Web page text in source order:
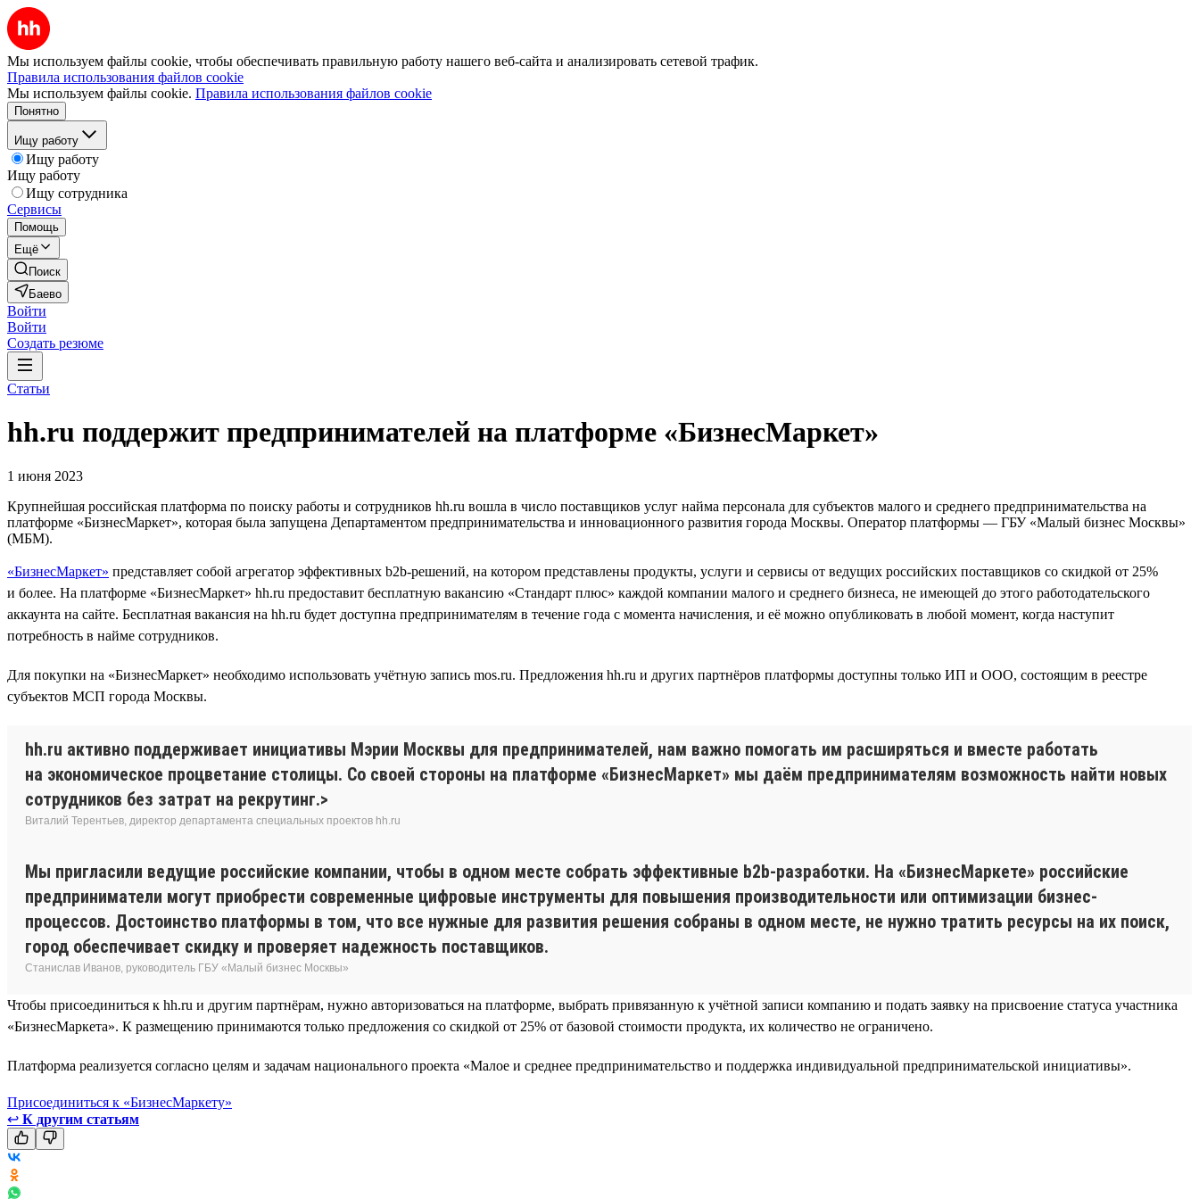
Мы используем файлы cookie, чтобы обеспечивать правильную работу нашего веб-сайта и анализировать сетевой трафик.
Правила использования файлов cookie
Мы используем файлы cookie. Правила использования файлов cookie
Понятно
Ищу работу
Ищу работу
Ищу работу
Ищу сотрудника
Сервисы
Помощь
Ещё
Поиск
Баево
Войти
Войти
Создать резюме
Статьи
hh.ru поддержит предпринимателей на платформе «БизнесМаркет»
1 июня 2023
Крупнейшая российская платформа по поиску работы и сотрудников hh.ru вошла в число поставщиков услуг найма персонала для субъектов малого и среднего предпринимательства на
платформе «БизнесМаркет», которая была запущена Департаментом предпринимательства и инновационного развития города Москвы. Оператор платформы — ГБУ «Малый бизнес Москвы»
(МБМ).
«БизнесМаркет» представляет собой агрегатор эффективных b2b-решений, на котором представлены продукты, услуги и сервисы от ведущих российских поставщиков со скидкой от 25%
и более. На платформе «БизнесМаркет» hh.ru предоставит бесплатную вакансию «Стандарт плюс» каждой компании малого и среднего бизнеса, не имеющей до этого работодательского
аккаунта на сайте. Бесплатная вакансия на hh.ru будет доступна предпринимателям в течение года с момента начисления, и её можно опубликовать в любой момент, когда наступит
потребность в найме сотрудников.
Для покупки на «БизнесМаркет» необходимо использовать учётную запись mos.ru. Предложения hh.ru и других партнёров платформы доступны только ИП и ООО, состоящим в реестре
субъектов МСП города Москвы.
hh.ru активно поддерживает инициативы Мэрии Москвы для предпринимателей, нам важно помогать им расширяться и вместе работать
на экономическое процветание столицы. Со своей стороны на платформе «БизнесМаркет» мы даём предпринимателям возможность найти новых
сотрудников без затрат на рекрутинг.>
Виталий Терентьев, директор департамента специальных проектов hh.ru
Мы пригласили ведущие российские компании, чтобы в одном месте собрать эффективные b2b-разработки. На «БизнесМаркете» российские
предприниматели могут приобрести современные цифровые инструменты для повышения производительности или оптимизации бизнес-
процессов. Достоинство платформы в том, что все нужные для развития решения собраны в одном месте, не нужно тратить ресурсы на их поиск,
город обеспечивает скидку и проверяет надежность поставщиков.
Станислав Иванов, руководитель ГБУ «Малый бизнес Москвы»
Чтобы присоединиться к hh.ru и другим партнёрам, нужно авторизоваться на платформе, выбрать привязанную к учётной записи компанию и подать заявку на присвоение статуса участника
«БизнесМаркета». К размещению принимаются только предложения со скидкой от 25% от базовой стоимости продукта, их количество не ограничено.
Платформа реализуется согласно целям и задачам национального проекта «Малое и среднее предпринимательство и поддержка индивидуальной предпринимательской инициативы».
Присоединиться к «БизнесМаркету»
↩ К другим статьям